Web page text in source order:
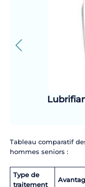
Tableau comparatif
hommes seniors :
Type de
traitement